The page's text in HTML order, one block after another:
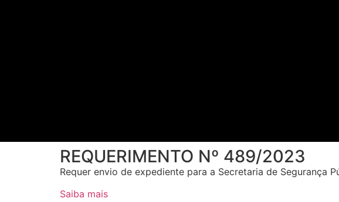
REQUERIMENTO Nº 489/2023
Requer envio de expediente para a Secretaria de Segurança
Saiba mais